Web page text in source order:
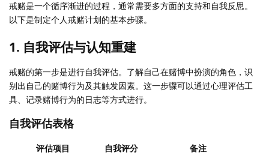
戒赌是一个循序渐进的过程，通常需要多方面的支持和自我反思。
以下是制定个人戒赌计划的基本步骤。
1. 自我评估与认知重建
戒赌的第一步是进行自我评估。了解自己在赌博中扮演的角色，识
别出自己的赌博行为及其触发因素。这一步骤可以通过心理评估工
具、记录赌博行为的日志等方式进行。
自我评估表格
评估项目 自我评分
备注